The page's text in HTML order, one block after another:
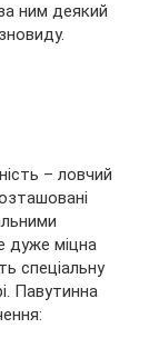
ним деякий
– ловчий
дуже міцна
спеціальну
Павутинна